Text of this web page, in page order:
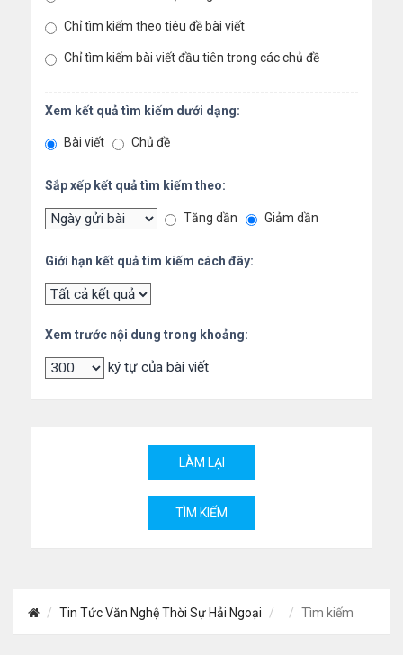
Chỉ tìm kiếm theo tiêu đề bài viết
Chỉ tìm kiếm bài viết đầu tiên trong các chủ đề
Xem kết quả tìm kiếm dưới dạng:
Bài viết Chủ đề
Sắp xếp kết quả tìm kiếm theo:
Tăng dần Giảm dần
Giới hạn kết quả tìm kiếm cách đây:
Xem trước nội dung trong khoảng:
ký tự của bài viết
Tin Tức Văn Nghệ Thời Sự Hải Ngoại Tìm kiếm